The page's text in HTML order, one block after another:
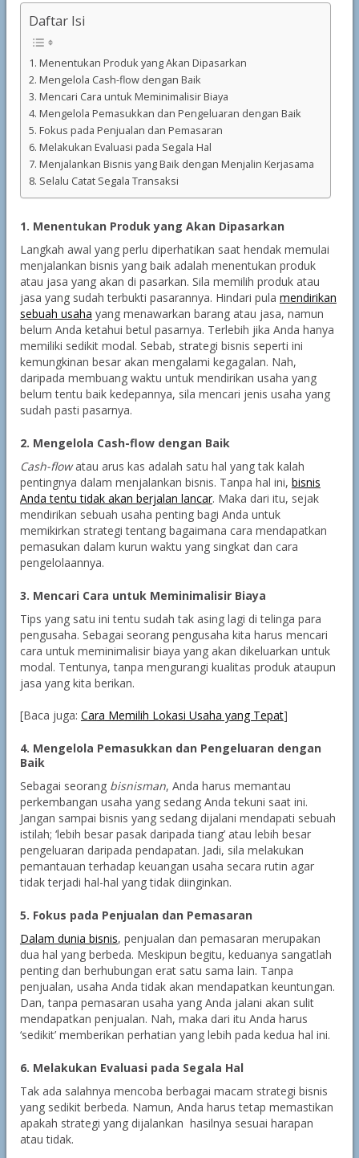
Daftar Isi
1. Menentukan Produk yang Akan Dipasarkan
2. Mengelola Cash-flow dengan Baik
3. Mencari Cara untuk Meminimalisir Biaya
4. Mengelola Pemasukkan dan Pengeluaran dengan Baik
5. Fokus pada Penjualan dan Pemasaran
6. Melakukan Evaluasi pada Segala Hal
7. Menjalankan Bisnis yang Baik dengan Menjalin Kerjasama
8. Selalu Catat Segala Transaksi
1. Menentukan Produk yang Akan Dipasarkan
Langkah awal yang perlu diperhatikan saat hendak memulai
menjalankan bisnis yang baik adalah menentukan produk
atau jasa yang akan di pasarkan. Sila memilih produk atau
jasa yang sudah terbukti pasarannya. Hindari pula mendirikan
sebuah usaha yang menawarkan barang atau jasa, namun
belum Anda ketahui betul pasarnya. Terlebih jika Anda hanya
memiliki sedikit modal. Sebab, strategi bisnis seperti ini
kemungkinan besar akan mengalami kegagalan. Nah,
daripada membuang waktu untuk mendirikan usaha yang
belum tentu baik kedepannya, sila mencari jenis usaha yang
sudah pasti pasarnya.
2. Mengelola Cash-flow dengan Baik
Cash-flowatau arus kas adalah satu hal yang tak kalah
pentingnya dalam menjalankan bisnis. Tanpa hal ini, bisnis
Anda tentu tidak akan berjalan lancar. Maka dari itu, sejak
mendirikan sebuah usaha penting bagi Anda untuk
memikirkan strategi tentang bagaimana cara mendapatkan
pemasukan dalam kurun waktu yang singkat dan cara
pengelolaannya.
3. Mencari Cara untuk Meminimalisir Biaya
Tips yang satu ini tentu sudah tak asing lagi di telinga para
pengusaha. Sebagai seorang pengusaha kita harus mencari
cara untuk meminimalisir biaya yang akan dikeluarkan untuk
modal. Tentunya, tanpa mengurangi kualitas produk ataupun
jasa yang kita berikan.
[Baca juga: Cara Memilih Lokasi Usaha yang Tepat]
4. Mengelola Pemasukkan dan Pengeluaran dengan
Baik
Sebagai seorang bisnisman, Anda harus memantau
perkembangan usaha yang sedang Anda tekuni saat ini.
Jangan sampai bisnis yang sedang dijalani mendapati sebuah
istilah; ‘lebih besar pasak daripada tiang’ atau lebih besar
pengeluaran daripada pendapatan. Jadi, sila melakukan
pemantauan terhadap keuangan usaha secara rutin agar
tidak terjadi hal-hal yang tidak diinginkan.
5. Fokus pada Penjualan dan Pemasaran
Dalam dunia bisnis, penjualan dan pemasaran merupakan
dua hal yang berbeda. Meskipun begitu, keduanya sangatlah
penting dan berhubungan erat satu sama lain. Tanpa
penjualan, usaha Anda tidak akan mendapatkan keuntungan.
Dan, tanpa pemasaran usaha yang Anda jalani akan sulit
mendapatkan penjualan. Nah, maka dari itu Anda harus
‘sedikit’ memberikan perhatian yang lebih pada kedua hal ini.
6. Melakukan Evaluasi pada Segala Hal
Tak ada salahnya mencoba berbagai macam strategi bisnis
yang sedikit berbeda. Namun, Anda harus tetap memastikan
apakah strategi yang dijalankan hasilnya sesuai harapan
atau tidak.